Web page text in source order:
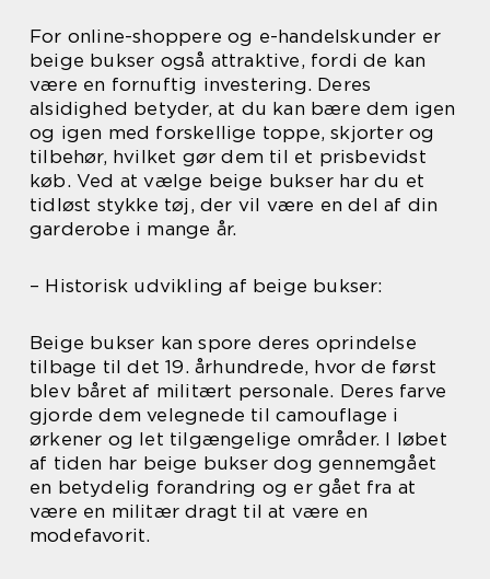
For online-shoppere og e-handelskunder er
beige bukser også attraktive, fordi de kan
være en fornuftig investering. Deres
alsidighed betyder, at du kan bære dem igen
og igen med forskellige toppe, skjorter og
tilbehør, hvilket gør dem til et prisbevidst
køb. Ved at vælge beige bukser har du et
tidløst stykke tøj, der vil være en del af din
garderobe i mange år.
– Historisk udvikling af beige bukser:
Beige bukser kan spore deres oprindelse
tilbage til det 19. århundrede, hvor de først
blev båret af militært personale. Deres farve
gjorde dem velegnede til camouflage i
ørkener og let tilgængelige områder. I løbet
af tiden har beige bukser dog gennemgået
en betydelig forandring og er gået fra at
være en militær dragt til at være en
modefavorit.